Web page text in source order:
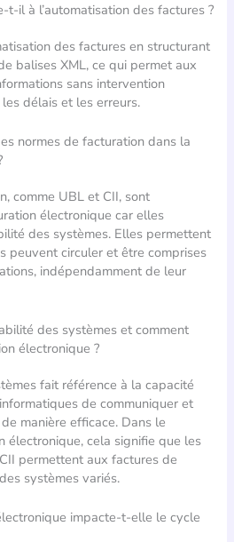
t-il à l’automatisation des factures ?
des factures en structurant
balises XML, ce qui permet aux
sans intervention
délais et les erreurs.
normes de facturation dans la
comme UBL et CII, sont
électronique car elles
des systèmes. Elles permettent
peuvent circuler et être comprises
indépendamment de leur
des systèmes et comment
électronique ?
fait référence à la capacité
de communiquer et
manière efficace. Dans le
électronique, cela signifie que les
permettent aux factures de
systèmes variés.
impacte-t-elle le cycle